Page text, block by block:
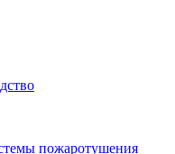
пожаротушения